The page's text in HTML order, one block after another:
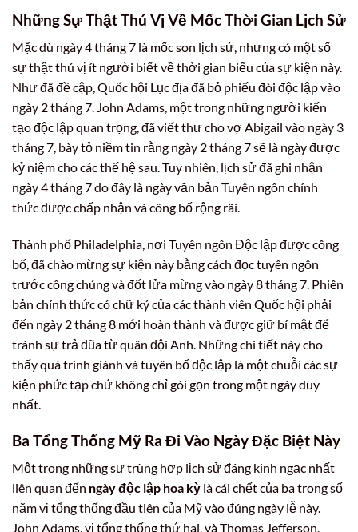
Những Sự Thật Thú Vị Về Mốc Thời Gian Lịch Sử
Mặc dù ngày 4 tháng 7 là mốc son lịch sử, nhưng có một số
sự thật thú vị ít người biết về thời gian biểu của sự kiện này.
Như đã đề cập, Quốc hội Lục địa đã bỏ phiếu đòi độc lập vào
ngày 2 tháng 7. John Adams, một trong những người kiến
tạo độc lập quan trọng, đã viết thư cho vợ Abigail vào ngày 3
tháng 7, bày tỏ niềm tin rằng ngày 2 tháng 7 sẽ là ngày được
kỷ niệm cho các thế hệ sau. Tuy nhiên, lịch sử đã ghi nhận
ngày 4 tháng 7 do đây là ngày văn bản Tuyên ngôn chính
thức được chấp nhận và công bố rộng rãi.
Thành phố Philadelphia, nơi Tuyên ngôn Độc lập được công
bố, đã chào mừng sự kiện này bằng cách đọc tuyên ngôn
trước công chúng và đốt lửa mừng vào ngày 8 tháng 7. Phiên
bản chính thức có chữ ký của các thành viên Quốc hội phải
đến ngày 2 tháng 8 mới hoàn thành và được giữ bí mật để
tránh sự trả đũa từ quân đội Anh. Những chi tiết này cho
thấy quá trình giành và tuyên bố độc lập là một chuỗi các sự
kiện phức tạp chứ không chỉ gói gọn trong một ngày duy
nhất.
Ba Tổng Thống Mỹ Ra Đi Vào Ngày Đặc Biệt Này
Một trong những sự trùng hợp lịch sử đáng kinh ngạc nhất
liên quan đến ngày độc lập hoa kỳ là cái chết của ba trong số
năm vị tổng thống đầu tiên của Mỹ vào đúng ngày lễ này.
John Adams, vị tổng thống thứ hai, và Thomas Jefferson,